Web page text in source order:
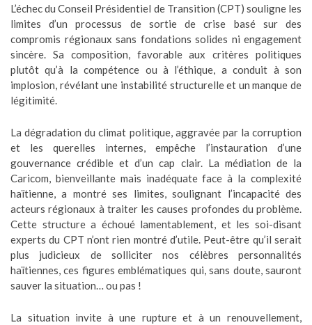
L’échec du Conseil Présidentiel de Transition (CPT) souligne les
limites d’un processus de sortie de crise basé sur des
compromis régionaux sans fondations solides ni engagement
sincère. Sa composition, favorable aux critères politiques
plutôt qu’à la compétence ou à l’éthique, a conduit à son
implosion, révélant une instabilité structurelle et un manque de
légitimité.
La dégradation du climat politique, aggravée par la corruption
et les querelles internes, empêche l’instauration d’une
gouvernance crédible et d’un cap clair. La médiation de la
Caricom, bienveillante mais inadéquate face à la complexité
haïtienne, a montré ses limites, soulignant l’incapacité des
acteurs régionaux à traiter les causes profondes du problème.
Cette structure a échoué lamentablement, et les soi-disant
experts du CPT n’ont rien montré d’utile. Peut-être qu’il serait
plus judicieux de solliciter nos célèbres personnalités
haïtiennes, ces figures emblématiques qui, sans doute, sauront
sauver la situation… ou pas !
La situation invite à une rupture et à un renouvellement,